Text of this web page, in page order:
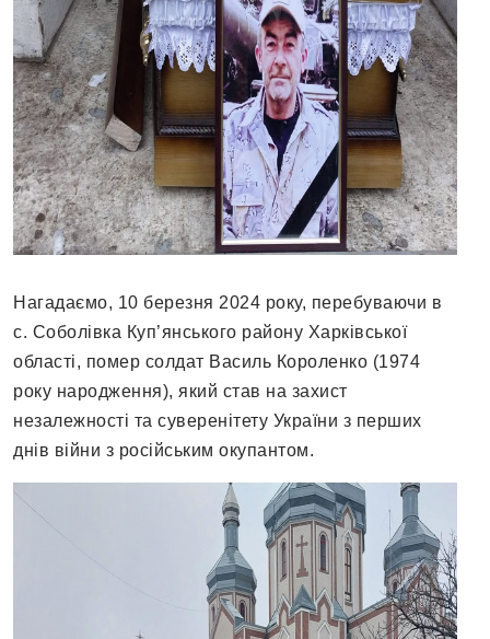
Нагадаємо, 10 березня 2024 року, перебуваючи в
с. Соболівка Куп’янського району Харківської
області, помер солдат Василь Короленко (1974
року народження), який став на захист
незалежності та суверенітету України з перших
днів війни з російським окупантом.